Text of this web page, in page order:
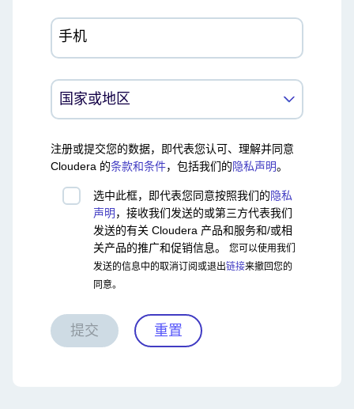
手机
注册或提交您的数据，即代表您认可、理解并同意
Cloudera 的条款和条件，包括我们的隐私声明。
选中此框，即代表您同意按照我们的隐私
声明 ，接收我们发送的或第三方代表我们
发送的有关 Cloudera 产品和服务和/或相
关产品的推广和促销信息。 您可以使用我们
发送的信息中的取消订阅或退出链接来撤回您的
同意。
提交 重置